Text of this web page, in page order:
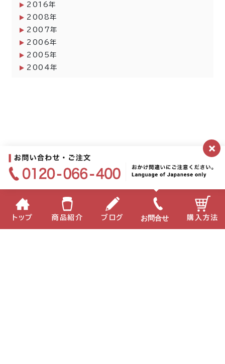
2016年
2008年
2007年
2006年
2005年
2004年
×
トップ 商品紹介 ブログ お問合せ 購入方法